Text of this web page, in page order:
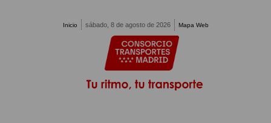
Inicio sábado, 8 de agosto de 2026 Mapa Web